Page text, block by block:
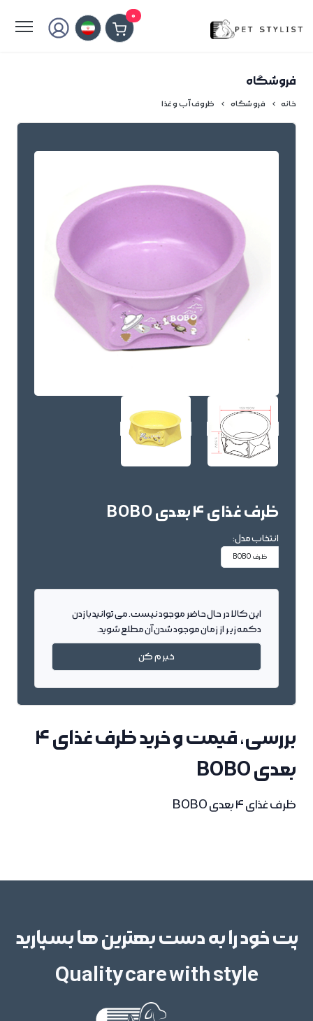
0
فروشگاه
خانه فروشگاه ظروف آب و غذا
ظرف غذای 4 بعدی BOBO
انتخاب مدل:
ظرف BOBO
این کالا در حال حاضر موجود نیست. می توانید با زدن
دکمه زیر از زمان موجود شدن آن مطلع شوید.
خبرم کن
بررسی، قیمت و خرید ظرف غذای 4
بعدی BOBO
ظرف غذای 4 بعدی BOBO
پت خود را به دست بهترین ها بسپارید
Quality care with style